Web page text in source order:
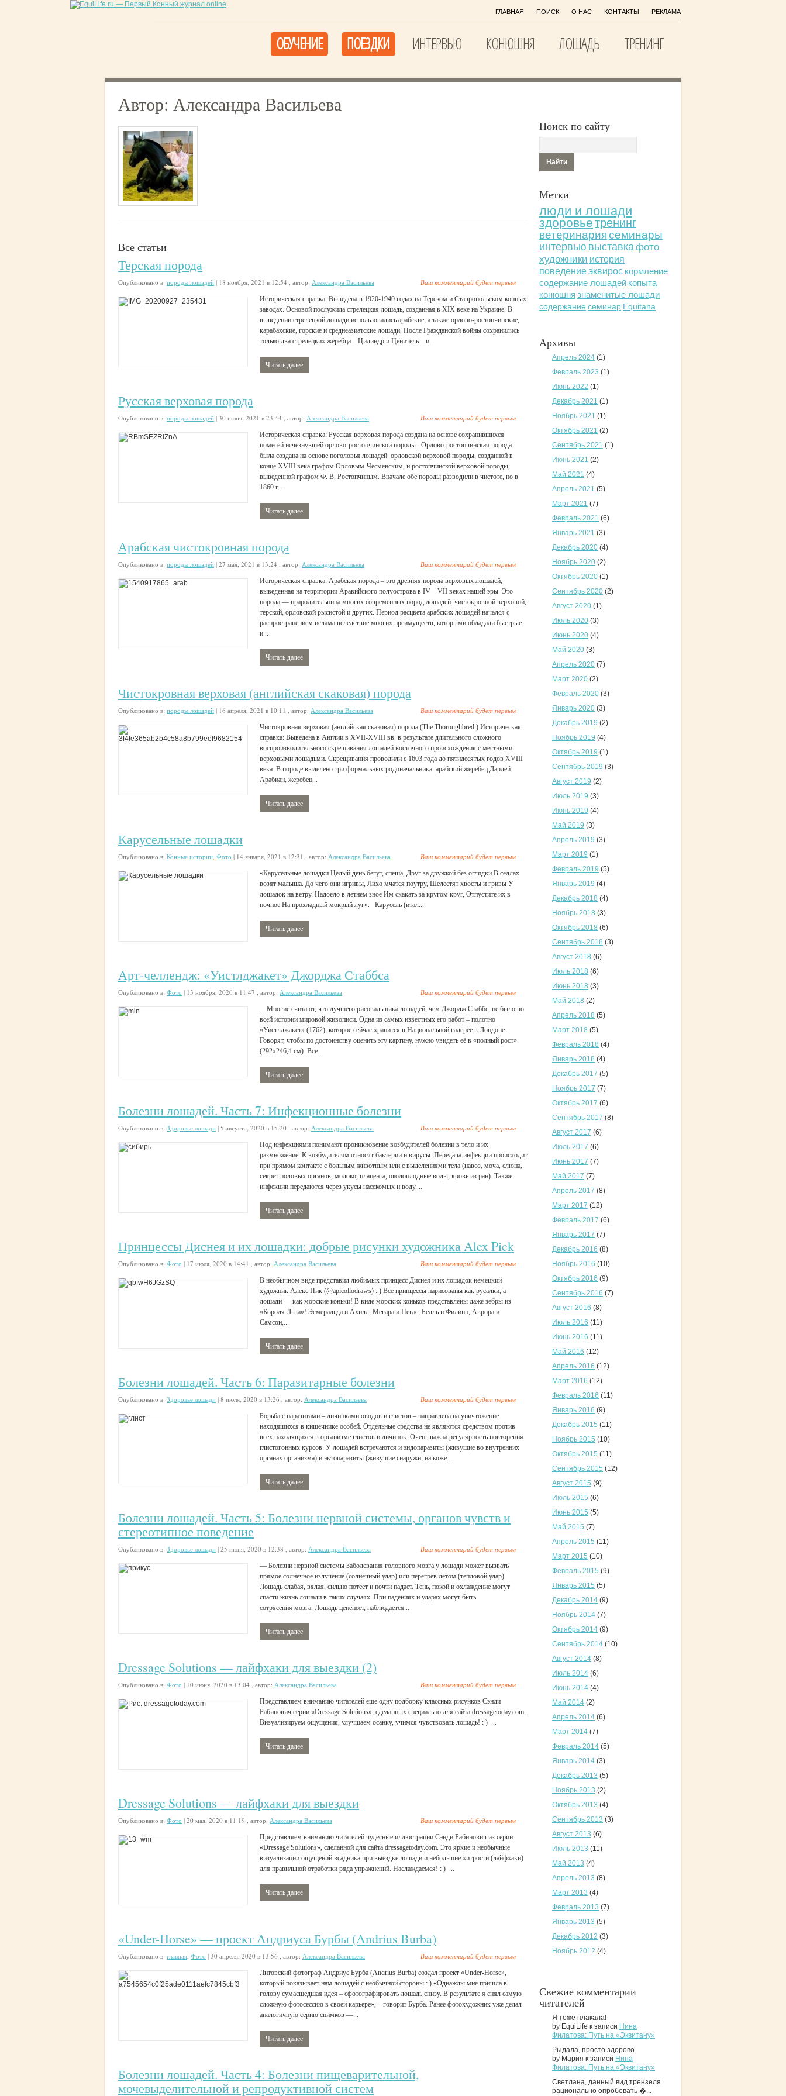
ГЛАВНАЯ ПОИСК О НАС КОНТАКТЫ РЕКЛАМА
ИНТЕРВЬЮ КОНЮШНЯ ЛОШАДЬ ТРЕНИНГ
ОБУЧЕНИЕ ПОЕЗДКИ
Автор: Александра Васильева
Все статьи
Терская порода
Опубликовано в: породы лошадей | 18 ноября, 2021 в 12:54 , автор: Александра Васильева Ваш комментарий будет первым
Историческая справка: Выведена в 1920-1940 годах на Терском и Ставропольском конных
заводах. Основой послужила стрелецкая лошадь, созданная в XIX веке на Украине. В
выведении стрелецкой лошади использовались арабские, а также орлово-ростопчинские,
карабахские, горские и среднеазиатские лошади. После Гражданской войны сохранились
только два стрелецких жеребца – Цилиндр и Ценитель – и...
Читать далее
Русская верховая порода
Опубликовано в: породы лошадей | 30 июня, 2021 в 23:44 , автор: Александра Васильева Ваш комментарий будет первым
Историческая справка: Русская верховая порода создана на основе сохранившихся
помесей исчезнувшей орлово-ростопчинской породы. Орлово-ростопчинская порода
была создана на основе поголовья лошадей орловской верховой породы, созданной в
конце XVIII века графом Орловым-Чесменским, и ростопчинской верховой породы,
выведенной графом Ф. В. Ростопчиным. Вначале обе породы разводили в чистоте, но в
1860 г....
Читать далее
Арабская чистокровная порода
Опубликовано в: породы лошадей | 27 мая, 2021 в 13:24 , автор: Александра Васильева Ваш комментарий будет первым
Историческая справка: Арабская порода – это древняя порода верховых лошадей,
выведенная на территории Аравийского полуострова в IV—VII веках нашей эры. Это
порода — прародительница многих современных пород лошадей: чистокровной верховой,
терской, орловской рысистой и других. Период расцвета арабских лошадей начался с
распространением ислама вследствие многих преимуществ, которыми обладали быстрые
и...
Читать далее
Чистокровная верховая (английская скаковая) порода
Опубликовано в: породы лошадей | 16 апреля, 2021 в 10:11 , автор: Александра Васильева Ваш комментарий будет первым
Чистокровная верховая (английская скаковая) порода (The Thoroughbred ) Историческая
справка: Выведена в Англии в XVII-XVIII вв. в результате длительного сложного
воспроизводительного скрещивания лошадей восточного происхождения с местными
верховыми лошадьми. Скрещивания проводили с 1603 года до пятидесятых годов XVIII
века. В породе выделено три формальных родоначальника: арабский жеребец Дарлей
Арабиан, жеребец...
Читать далее
Карусельные лошадки
Опубликовано в: Конные истории, Фото | 14 января, 2021 в 12:31 , автор: Александра Васильева Ваш комментарий будет первым
«Карусельные лошадки Целый день бегут, спеша, Друг за дружкой без оглядки В сёдлах
возят малыша. До чего они игривы, Лихо мчатся поутру, Шелестят хвосты и гривы У
лошадок на ветру. Надоело в летнем зное Им скакать за кругом круг, Отпустите их в
ночное На прохладный мокрый луг». Карусель (итал....
Читать далее
Арт-челлендж: «Уистлджакет» Джорджа Стаббса
Опубликовано в: Фото | 13 ноября, 2020 в 11:47 , автор: Александра Васильева Ваш комментарий будет первым
…Многие считают, что лучшего рисовальщика лошадей, чем Джордж Стаббс, не было во
всей истории мировой живописи. Одна из самых известных его работ – полотно
«Уистлджакет» (1762), которое сейчас хранится в Национальной галерее в Лондоне.
Говорят, чтобы по достоинству оценить эту картину, нужно увидеть её в «полный рост»
(292х246,4 см). Все...
Читать далее
Болезни лошадей. Часть 7: Инфекционные болезни
Опубликовано в: Здоровье лошади | 5 августа, 2020 в 15:20 , автор: Александра Васильева Ваш комментарий будет первым
Под инфекциями понимают проникновение возбудителей болезни в тело и их
размножение. К возбудителям относят бактерии и вирусы. Передача инфекции происходит
при прямом контакте с больным животным или с выделениями тела (навоз, моча, слюна,
секрет половых органов, молоко, плацента, околоплодные воды, кровь из ран). Также
инфекции передаются через укусы насекомых и воду....
Читать далее
Принцессы Диснея и их лошадки: добрые рисунки художника Alex Pick
Опубликовано в: Фото | 17 июля, 2020 в 14:41 , автор: Александра Васильева Ваш комментарий будет первым
В необычном виде представил любимых принцесс Диснея и их лошадок немецкий
художник Алекс Пик (@apicollodraws) : ) Все принцессы нарисованы как русалки, а
лошади — как морские коньки! В виде морских коньков представлены даже зебры из
«Короля Льва»! Эсмеральда и Ахилл, Мегара и Пегас, Белль и Филипп, Аврора и
Самсон,...
Читать далее
Болезни лошадей. Часть 6: Паразитарные болезни
Опубликовано в: Здоровье лошади | 8 июля, 2020 в 13:26 , автор: Александра Васильева Ваш комментарий будет первым
Борьба с паразитами – личинками оводов и глистов – направлена на уничтожение
находящихся в кишечнике особей. Отдельные средства не являются средством против
всех находящихся в организме глистов и личинок. Очень важна регулярность повторения
глистогонных курсов. У лошадей встречаются и эндопаразиты (живущие во внутренних
органах организма) и эктопаразиты (живущие снаружи, на коже...
Читать далее
Болезни лошадей. Часть 5: Болезни нервной системы, органов чувств и
стереотипное поведение
Опубликовано в: Здоровье лошади | 25 июня, 2020 в 12:38 , автор: Александра Васильева Ваш комментарий будет первым
— Болезни нервной системы Заболевания головного мозга у лошади может вызвать
прямое солнечное излучение (солнечный удар) или перегрев летом (тепловой удар).
Лошадь слабая, вялая, сильно потеет и почти падает. Тень, покой и охлаждение могут
спасти жизнь лошади в таких случаях. При падениях и ударах могут быть
сотрясения мозга. Лошадь цепенеет, наблюдается...
Читать далее
Dressage Solutions — лайфхаки для выездки (2)
Опубликовано в: Фото | 10 июня, 2020 в 13:04 , автор: Александра Васильева Ваш комментарий будет первым
Представляем вниманию читателей ещё одну подборку классных рисунков Сэнди
Рабинович серии «Dressage Solutions», сделанных специально для сайта dressagetoday.com.
Визуализируем ощущения, улучшаем осанку, учимся чувствовать лошадь! : ) ...
Читать далее
Dressage Solutions — лайфхаки для выездки
Опубликовано в: Фото | 20 мая, 2020 в 11:19 , автор: Александра Васильева Ваш комментарий будет первым
Представляем вниманию читателей чудесные иллюстрации Сэнди Рабинович из серии
«Dressage Solutions», сделанной для сайта dressagetoday.com. Это яркие и необычные
визуализации ощущений всадника при выездке лошади и небольшие хитрости (лайфхаки)
для правильной отработки ряда упражнений. Наслаждаемся! : ) ...
Читать далее
«Under-Horse» — проект Андриуса Бурбы (Andrius Burba)
Опубликовано в: главная, Фото | 30 апреля, 2020 в 13:56 , автор: Александра Васильева Ваш комментарий будет первым
Литовский фотограф Андриус Бурба (Andrius Burba) создал проект «Under-Horse»,
который показывает нам лошадей с необычной стороны : ) «Однажды мне пришла в
голову сумасшедшая идея – сфотографировать лошадь снизу. В результате я снял самую
сложную фотосессию в своей карьере», – говорит Бурба. Ранее фотохудожник уже делал
аналогичную серию снимков —...
Читать далее
Болезни лошадей. Часть 4: Болезни пищеварительной,
мочевыделительной и репродуктивной систем
Поиск по сайту
Метки
люди и лошади
здоровьетренинг
ветеринариясеминары
интервью выставкафото
художники история
поведениеэквирос кормление
содержание лошадей копыта
конюшня знаменитые лошади
содержание семинар Equitana
Архивы
Апрель 2024 (1)
Февраль 2023 (1)
Июнь 2022 (1)
Декабрь 2021 (1)
Ноябрь 2021 (1)
Октябрь 2021 (2)
Сентябрь 2021 (1)
Июнь 2021 (2)
Май 2021 (4)
Апрель 2021 (5)
Март 2021 (7)
Февраль 2021 (6)
Январь 2021 (3)
Декабрь 2020 (4)
Ноябрь 2020 (2)
Октябрь 2020 (1)
Сентябрь 2020 (2)
Август 2020 (1)
Июль 2020 (3)
Июнь 2020 (4)
Май 2020 (3)
Апрель 2020 (7)
Март 2020 (2)
Февраль 2020 (3)
Январь 2020 (3)
Декабрь 2019 (2)
Ноябрь 2019 (4)
Октябрь 2019 (1)
Сентябрь 2019 (3)
Август 2019 (2)
Июль 2019 (3)
Июнь 2019 (4)
Май 2019 (3)
Апрель 2019 (3)
Март 2019 (1)
Февраль 2019 (5)
Январь 2019 (4)
Декабрь 2018 (4)
Ноябрь 2018 (3)
Октябрь 2018 (6)
Сентябрь 2018 (3)
Август 2018 (6)
Июль 2018 (6)
Июнь 2018 (3)
Май 2018 (2)
Апрель 2018 (5)
Март 2018 (5)
Февраль 2018 (4)
Январь 2018 (4)
Декабрь 2017 (5)
Ноябрь 2017 (7)
Октябрь 2017 (6)
Сентябрь 2017 (8)
Август 2017 (6)
Июль 2017 (6)
Июнь 2017 (7)
Май 2017 (7)
Апрель 2017 (8)
Март 2017 (12)
Февраль 2017 (6)
Январь 2017 (7)
Декабрь 2016 (8)
Ноябрь 2016 (10)
Октябрь 2016 (9)
Сентябрь 2016 (7)
Август 2016 (8)
Июль 2016 (11)
Июнь 2016 (11)
Май 2016 (12)
Апрель 2016 (12)
Март 2016 (12)
Февраль 2016 (11)
Январь 2016 (9)
Декабрь 2015 (11)
Ноябрь 2015 (10)
Октябрь 2015 (11)
Сентябрь 2015 (12)
Август 2015 (9)
Июль 2015 (6)
Июнь 2015 (5)
Май 2015 (7)
Апрель 2015 (11)
Март 2015 (10)
Февраль 2015 (9)
Январь 2015 (5)
Декабрь 2014 (9)
Ноябрь 2014 (7)
Октябрь 2014 (9)
Сентябрь 2014 (10)
Август 2014 (8)
Июль 2014 (6)
Июнь 2014 (4)
Май 2014 (2)
Апрель 2014 (6)
Март 2014 (7)
Февраль 2014 (5)
Январь 2014 (3)
Декабрь 2013 (5)
Ноябрь 2013 (2)
Октябрь 2013 (4)
Сентябрь 2013 (3)
Август 2013 (6)
Июль 2013 (11)
Май 2013 (4)
Апрель 2013 (8)
Март 2013 (4)
Февраль 2013 (7)
Январь 2013 (5)
Декабрь 2012 (3)
Ноябрь 2012 (4)
Свежие комментарии
читателей
Я тоже плакала!
by EquiLife к записи Нина
Филатова: Путь на «Эквитану»
Рыдала, просто здорово.
by Мария к записи Нина
Филатова: Путь на «Эквитану»
Светлана, данный вид трензеля
рационально опробовать �...